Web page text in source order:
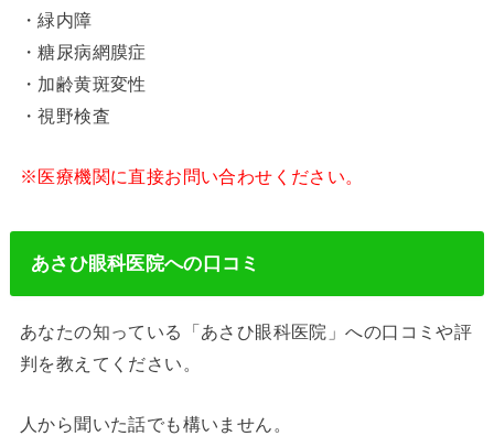
・緑内障
・糖尿病網膜症
・加齢黄斑変性
・視野検査
※医療機関に直接お問い合わせください。
あさひ眼科医院への口コミ
あなたの知っている「あさひ眼科医院」への口コミや評
判を教えてください。
人から聞いた話でも構いません。